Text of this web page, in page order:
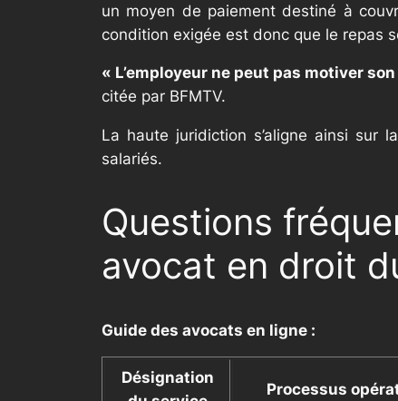
un moyen de paiement destiné à
condition exigée est donc que le repas
« L’employeur ne peut pas motiver
citée par BFMTV.
La haute juridiction s’aligne ainsi sur
salariés.
Questions
avocat en droit
Guide des avocats en ligne :
Désignation
Processus